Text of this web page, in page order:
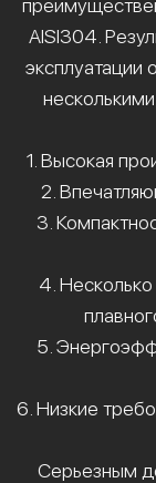
AISI304.
эксплуатации
1. Высокая
2.
3.
4.
5.
6. Низкие
Серьезным